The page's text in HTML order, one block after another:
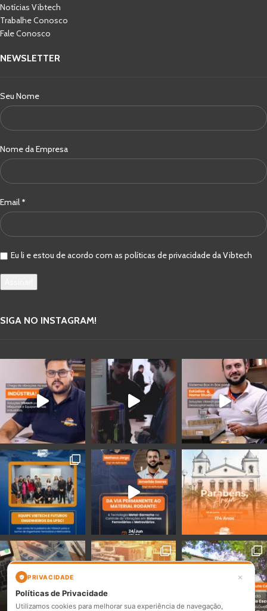
Notícias Vibtech
Trabalhe Conosco
Fale Conosco
NEWSLETTER
Seu Nome
Nome da Empresa
Email *
Eu li e estou de acordo com as políticas de privacidade da Vibtech
SIGA NO INSTAGRAM!
PRIVACIDADE ×
Políticas de Privacidade
Utilizamos cookies para melhorar sua experiência de navegação,